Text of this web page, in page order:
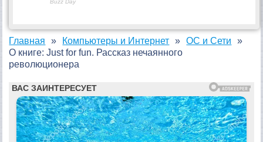
Главная Компьютеры и Интернет
ОС и Сети
О книге: Just for fun. Рассказ нечаянного
революционера